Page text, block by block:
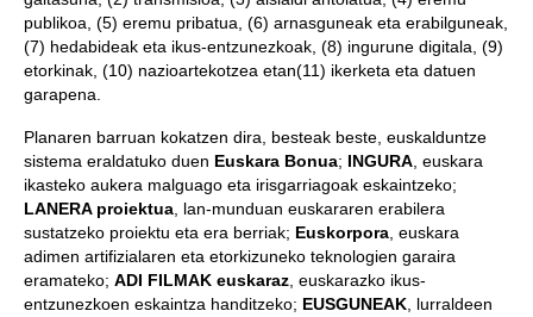
publikoa, (5) eremu pribatua, (6) arnasguneak eta erabilguneak,
(7) hedabideak eta ikus-entzunezkoak, (8) ingurune digitala, (9)
etorkinak, (10) nazioartekotzea etan(11) ikerketa eta datuen
garapena.
Planaren barruan kokatzen dira, besteak beste, euskalduntze
sistema eraldatuko duen Euskara Bonua; INGURA , euskara
ikasteko aukera malguago eta irisgarriagoak eskaintzeko;
LANERA proiektua , lan-munduan euskararen erabilera
sustatzeko proiektu eta era berriak; Euskorpora , euskara
adimen artifizialaren eta etorkizuneko teknologien garaira
eramateko; ADI FILMAK euskaraz , euskarazko ikus-
entzunezkoen eskaintza handitzeko; EUSGUNEAK , lurraldeen